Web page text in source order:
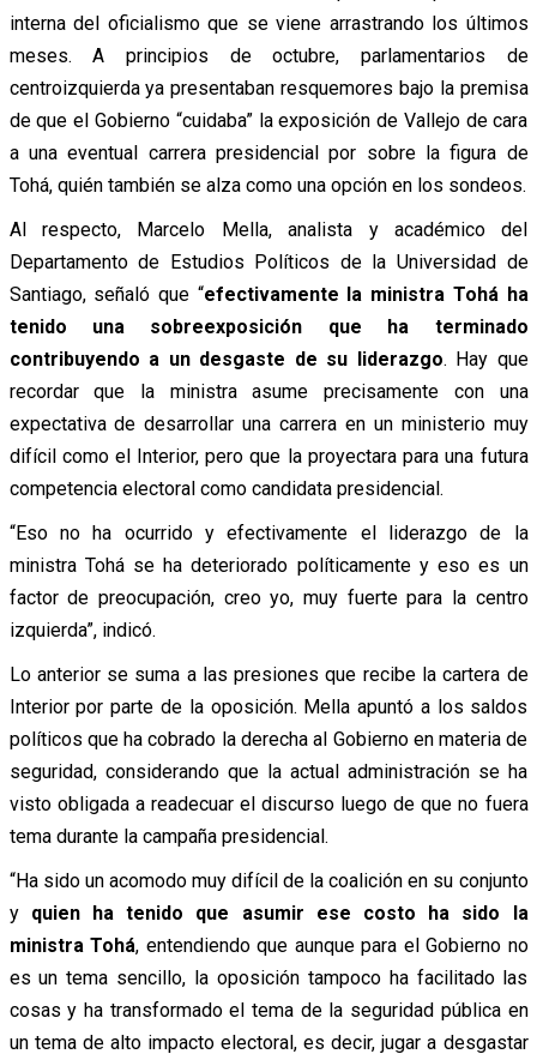
interna del oficialismo que se viene arrastrando los últimos
meses. A principios de octubre, parlamentarios de
centroizquierda ya presentaban resquemores bajo la premisa
de que el Gobierno “cuidaba” la exposición de Vallejo de cara
a una eventual carrera presidencial por sobre la figura de
Tohá, quién también se alza como una opción en los sondeos.
Al respecto, Marcelo Mella, analista y académico del
Departamento de Estudios Políticos de la Universidad de
Santiago, señaló que “efectivamente la ministra Tohá ha
tenido una sobreexposición que ha terminado
contribuyendo a un desgaste de su liderazgo. Hay que
recordar que la ministra asume precisamente con una
expectativa de desarrollar una carrera en un ministerio muy
difícil como el Interior, pero que la proyectara para una futura
competencia electoral como candidata presidencial.
“Eso no ha ocurrido y efectivamente el liderazgo de la
ministra Tohá se ha deteriorado políticamente y eso es un
factor de preocupación, creo yo, muy fuerte para la centro
izquierda”, indicó.
Lo anterior se suma a las presiones que recibe la cartera de
Interior por parte de la oposición. Mella apuntó a los saldos
políticos que ha cobrado la derecha al Gobierno en materia de
seguridad, considerando que la actual administración se ha
visto obligada a readecuar el discurso luego de que no fuera
tema durante la campaña presidencial.
“Ha sido un acomodo muy difícil de la coalición en su conjunto
y quien ha tenido que asumir ese costo ha sido la
ministra Tohá, entendiendo que aunque para el Gobierno no
es un tema sencillo, la oposición tampoco ha facilitado las
cosas y ha transformado el tema de la seguridad pública en
un tema de alto impacto electoral, es decir, jugar a desgastar